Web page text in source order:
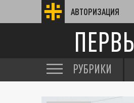
АВТОРИЗАЦИЯ
РУБРИКИ